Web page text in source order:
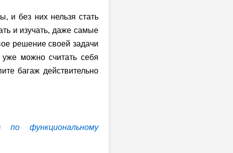
и без них нельзя стать
и изучать, даже самые
решение своей задачи
можно считать себя
багаж действительно
по функциональному